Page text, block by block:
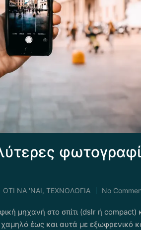
ΟΤΙ ΝΑ 'ΝΑΙ, ΤΕΧΝΟΛΟΓΙΑ No
μηχανή στο σπίτι (dslr ή compact)
έως και αυτά με εξωφρενικό